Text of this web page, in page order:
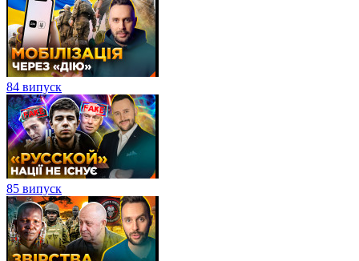
84 випуск
85 випуск